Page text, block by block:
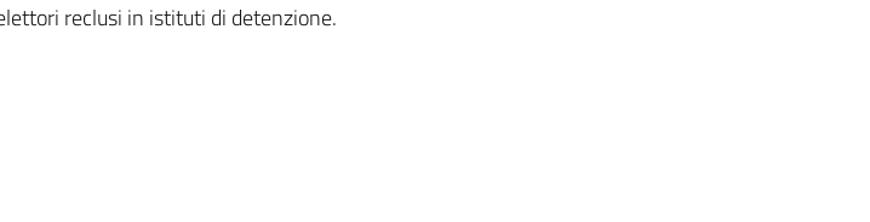
reclusi in istituti di detenzione.